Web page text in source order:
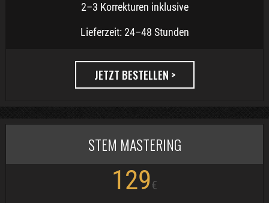
2–3 Korrekturen inklusive
Lieferzeit: 24–48 Stunden
JETZT BESTELLEN >
STEM MASTERING
129€